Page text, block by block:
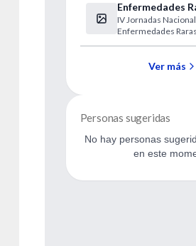
Enfermedades
IV Jornadas
Enfermedades
Ver más
Personas sugeridas
No hay personas
en este